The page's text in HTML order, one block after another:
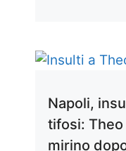
Napoli,
tifosi:
mirino